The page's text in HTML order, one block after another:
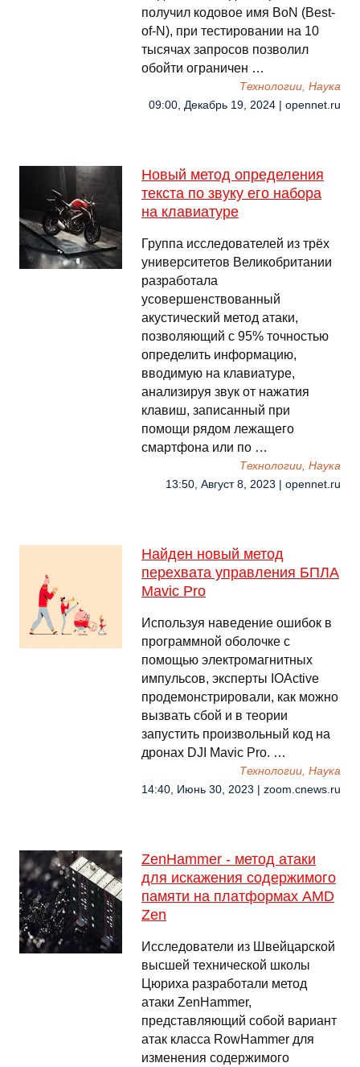
получил кодовое имя BoN (Best-
of-N), при тестировании на 10
тысячах запросов позволил
обойти ограничен …
Технологии, Наука
09:00, Декабрь 19, 2024 | opennet.ru
Новый метод определения
текста по звуку его набора
на клавиатуре
Группа исследователей из трёх
университетов Великобритании
разработала
усовершенствованный
акустический метод атаки,
позволяющий с 95% точностью
определить информацию,
вводимую на клавиатуре,
анализируя звук от нажатия
клавиш, записанный при
помощи рядом лежащего
смартфона или по …
Технологии, Наука
13:50, Август 8, 2023 | opennet.ru
Найден новый метод
перехвата управления БПЛА
Mavic Pro
Используя наведение ошибок в
программной оболочке с
помощью электромагнитных
импульсов, эксперты IOActive
продемонстрировали, как можно
вызвать сбой и в теории
запустить произвольный код на
дронах DJI Mavic Pro. …
Технологии, Наука
14:40, Июнь 30, 2023 | zoom.cnews.ru
ZenHammer - метод атаки
для искажения содержимого
памяти на платформах AMD
Zen
Исследователи из Швейцарской
высшей технической школы
Цюриха разработали метод
атаки ZenHammer,
представляющий собой вариант
атак класса RowHammer для
изменения содержимого